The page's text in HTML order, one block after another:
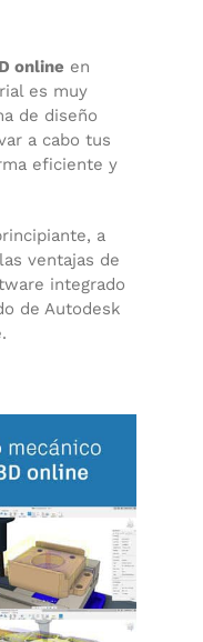
online en
es muy
de diseño
a cabo tus
eficiente y
a
ventajas de
integrado
de Autodesk